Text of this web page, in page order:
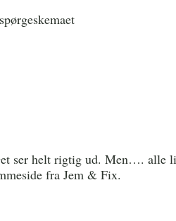
ser helt rigtig ud. Men…. alle
fra Jem & Fix.